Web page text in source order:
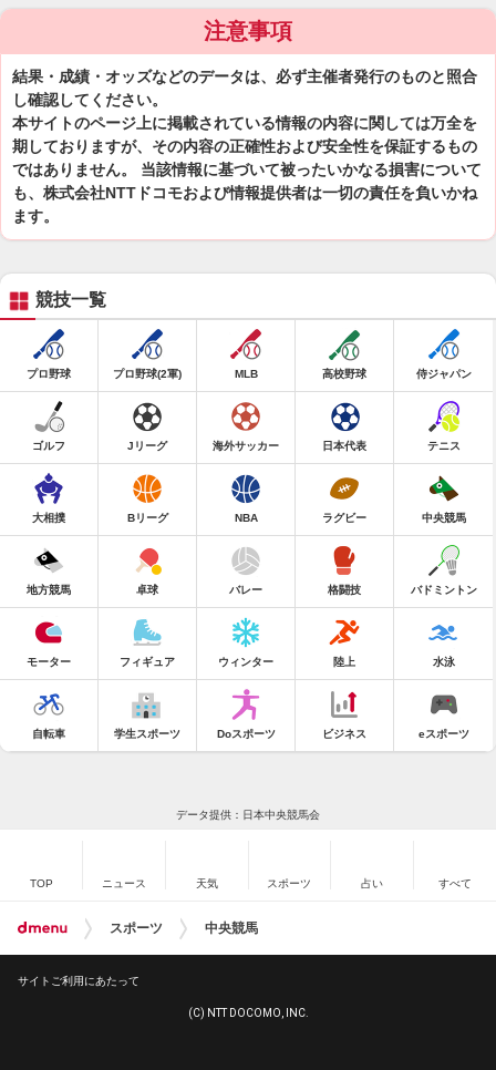
注意事項
結果・成績・オッズなどのデータは、必ず主催者発行のものと照合
し確認してください。
本サイトのページ上に掲載されている情報の内容に関しては万全を
期しておりますが、その内容の正確性および安全性を保証するもの
ではありません。 当該情報に基づいて被ったいかなる損害について
も、株式会社NTTドコモおよび情報提供者は一切の責任を負いかね
ます。
競技一覧
プロ野球 プロ野球(2軍) MLB 高校野球 侍ジャパン
ゴルフ Jリーグ 海外サッカー 日本代表 テニス
大相撲 Bリーグ NBA ラグビー 中央競馬
地方競馬 卓球 バレー 格闘技 バドミントン
モーター フィギュア ウィンター 陸上 水泳
自転車 学生スポーツ Doスポーツ ビジネス eスポーツ
データ提供：日本中央競馬会
TOP ニュース 天気 スポーツ 占い すべて
スポーツ 中央競馬
サイトご利用にあたって
(C) NTT DOCOMO, INC.